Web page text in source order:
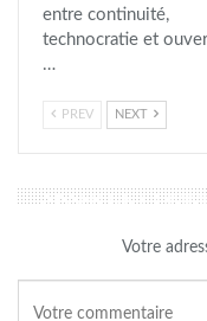
entre continuité,
technocratie et
…
PREV NEXT
LAISSER UN
Votre